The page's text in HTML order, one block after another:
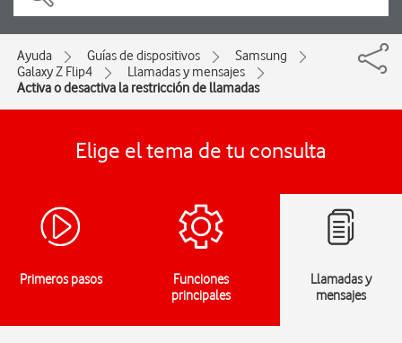
Ayuda Guías de dispositivos
Samsung
Galaxy Z Flip4
Llamadas y mensajes
Activa o desactiva la restricción de llamadas
Elige el tema de tu consulta
Primeros pasos
Funciones
principales
Llamadas y
mensajes